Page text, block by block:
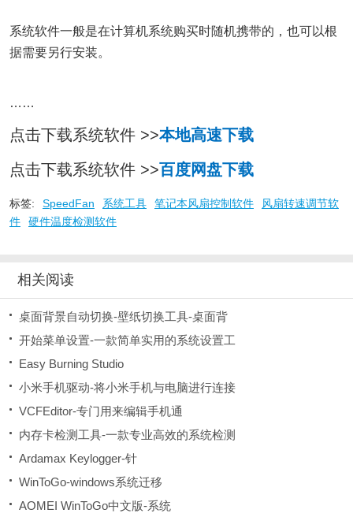
系统软件一般是在计算机系统购买时随机携带的，也可以根
据需要另行安装。
……
点击下载系统软件 >>本地高速下载
点击下载系统软件 >>百度网盘下载
标签: SpeedFan 系统工具 笔记本风扇控制软件
风扇转速调节软
件
硬件温度检测软件
相关阅读
桌面背景自动切换-壁纸切换工具-桌面背
开始菜单设置-一款简单实用的系统设置工
Easy Burning Studio
小米手机驱动-将小米手机与电脑进行连接
VCFEditor-专门用来编辑手机通
内存卡检测工具-一款专业高效的系统检测
Ardamax Keylogger-针
WinToGo-windows系统迁移
AOMEI WinToGo中文版-系统